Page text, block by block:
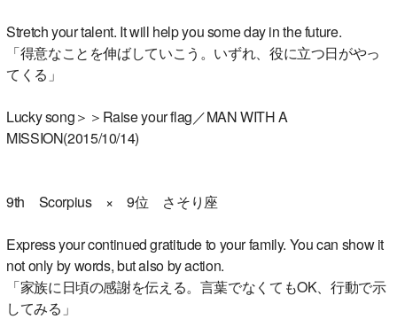
Stretch your talent. It will help you some day in the future.
「得意なことを伸ばしていこう。いずれ、役に立つ日がやっ
てくる」
Lucky song＞＞Raise your flag／MAN WITH A
MISSION(2015/10/14)
9th Scorpius × 9位 さそり座
Express your continued gratitude to your family. You can show it
not only by words, but also by action.
「家族に日頃の感謝を伝える。言葉でなくてもOK、行動で示
してみる」